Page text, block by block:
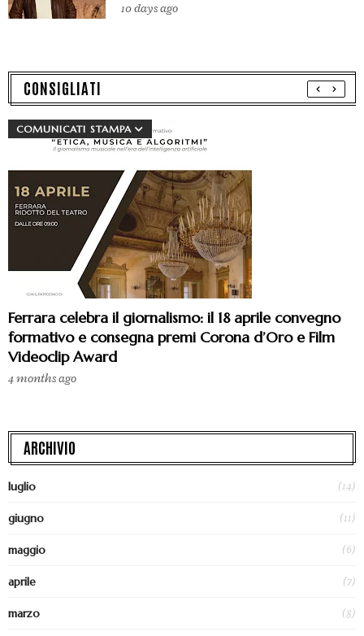
10 days ago
CONSIGLIATI
COMUNICATI STAMPA
Ferrara celebra il giornalismo: il 18 aprile convegno
formativo e consegna premi Corona d’Oro e Film
Videoclip Award
4 months ago
ARCHIVIO
luglio (14)
giugno (11)
maggio (6)
aprile (7)
marzo (8)